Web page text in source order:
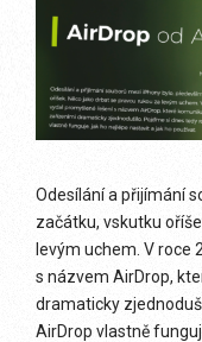
Odesílání a přijímání
začátku, vskutku
levým uchem. V roce
s názvem AirDrop,
dramaticky
AirDrop vlastně